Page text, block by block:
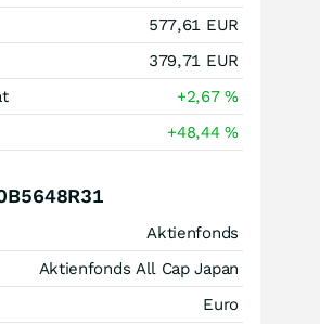
577,61 EUR
379,71 EUR
+2,67%
+48,44%
Aktienfonds
Aktienfonds All Cap Japan
Euro